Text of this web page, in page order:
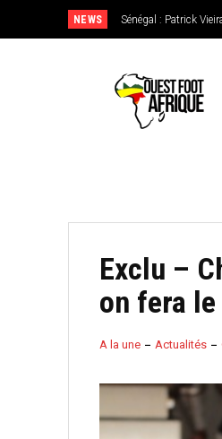
NEWS Sénégal : Patrick
CAN féminine 2026
de l’Ouest
Exclu –
on fera
A la une Actualités